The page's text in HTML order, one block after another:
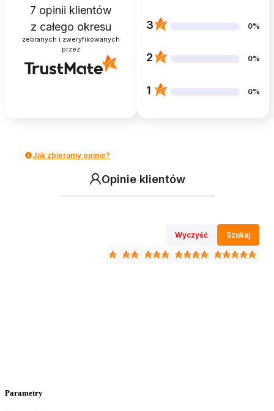
7 opinii klientów
z całego okresu
zebranych i zweryfikowanych
przez
3 0%
2 0%
1 0%
Jak zbieramy opinie?
Opinie klientów
Wyczyść Szukaj
Parametry